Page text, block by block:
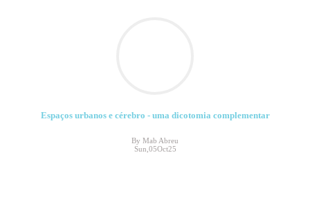
Espaços urbanos e cérebro - uma dicotomia complementar
By Mab Abreu
Sun,05Oct25